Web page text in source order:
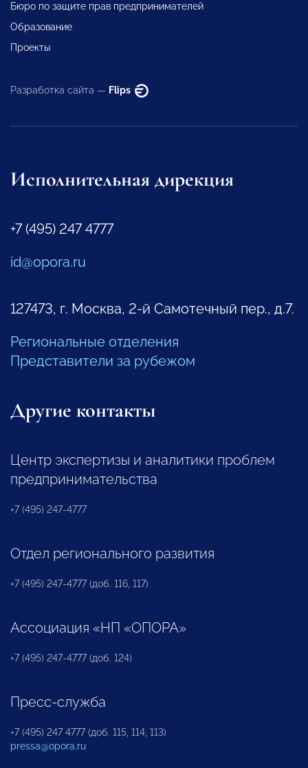
Бюро по защите прав предпринимателей
Образование
Проекты
Разработка сайта — Flips
Исполнительная дирекция
+7 (495) 247 4777
id@opora.ru
127473, г. Москва, 2-й Самотечный пер., д.7.
Региональные отделения
Представители за рубежом
Другие контакты
Центр экспертизы и аналитики проблем
предпринимательства
+7 (495) 247-4777
Отдел регионального развития
+7 (495) 247-4777 (доб. 116, 117)
Ассоциация «НП «ОПОРА»
+7 (495) 247-4777 (доб. 124)
Пресс-служба
+7 (495) 247 4777 (доб. 115, 114, 113)
pressa@opora.ru